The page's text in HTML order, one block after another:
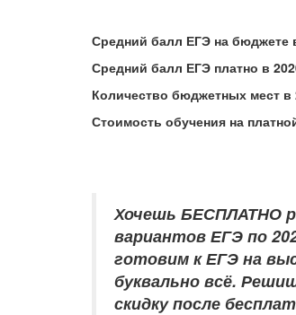
Средний балл ЕГЭ на бюджете
Средний балл ЕГЭ платно в
Количество бюджетных мест в
Стоимость обучения на
Хочешь БЕСПЛАТНО
вариантов ЕГЭ по
готовим к ЕГЭ на
буквально всё.
скидку после